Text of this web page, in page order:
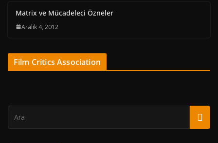
Matrix ve Mücadeleci Özneler
Aralık 4, 2012
Film Critics Association